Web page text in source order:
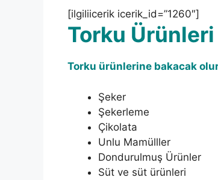
[ilgiliicerik icerik_id=”1260″]
Torku
Torku ürünlerine bakacak
Şeker
Şekerleme
Çikolata
Unlu Mamülller
Dondurulmuş Ürünler
Süt ve süt ürünleri